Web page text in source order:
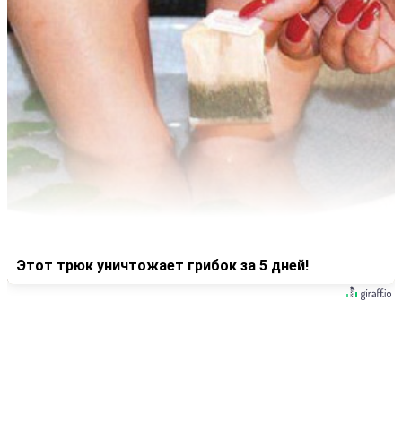
Этот трюк уничтожает грибок за 5 дней!